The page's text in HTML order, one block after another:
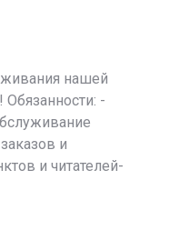
нашей
Обязанности: -
и
и читателей-